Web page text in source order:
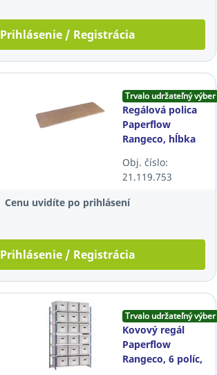
Prihlásenie / Registrácia
Trvalo udržateľný výber
Regálová polica
Paperflow
Rangeco, hĺbka
drevovláknitá
doska, 6 ks
Obj. číslo:
21.119.753
Cenu uvidíte po prihlásení
Prihlásenie / Registrácia
Trvalo udržateľný výber
Kovový regál
Paperflow
Rangeco, 6 políc,